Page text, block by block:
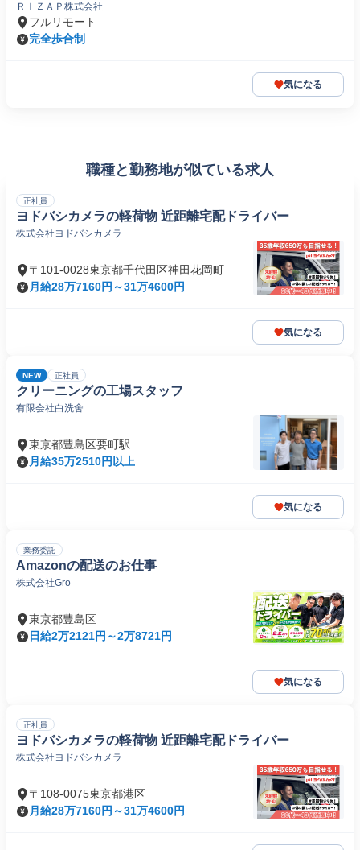
ＲＩＺＡＰ株式会社
フルリモート
完全歩合制
気になる
職種と勤務地が似ている求人
正社員
ヨドバシカメラの軽荷物 近距離宅配ドライバー
株式会社ヨドバシカメラ
〒101-0028東京都千代田区神田花岡町
月給28万7160円～31万4600円
気になる
NEW 正社員
クリーニングの工場スタッフ
有限会社白洗舍
東京都豊島区要町駅
月給35万2510円以上
気になる
業務委託
Amazonの配送のお仕事
株式会社Gro
東京都豊島区
日給2万2121円～2万8721円
気になる
正社員
ヨドバシカメラの軽荷物 近距離宅配ドライバー
株式会社ヨドバシカメラ
〒108-0075東京都港区
月給28万7160円～31万4600円